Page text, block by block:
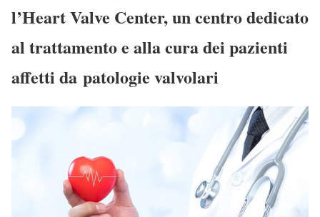
l’Heart Valve Center, un centro dedicato
al trattamento e alla cura dei pazienti
affetti da patologie valvolari